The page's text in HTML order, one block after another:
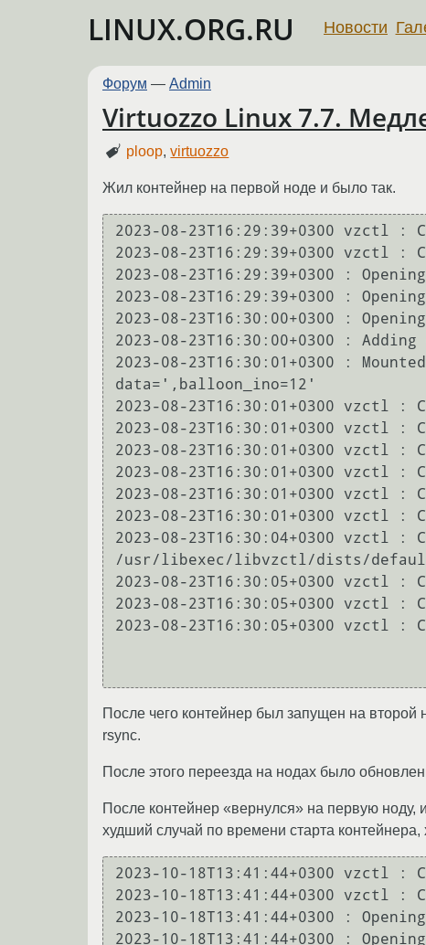
LINUX.ORG.RU Новости
Форум — Admin
Virtuozzo Linux 7.7.
ploop,virtuozzo
Жил контейнер на первой ноде и было так.
2023-08-23T16:29:39+0300 vzctl
2023-08-23T16:29:39+0300 vzctl
2023-08-23T16:29:39+0300 :
2023-08-23T16:29:39+0300 :
2023-08-23T16:30:00+0300 :
2023-08-23T16:30:00+0300 :
2023-08-23T16:30:01+0300 :
data=',balloon_ino=12'
2023-08-23T16:30:01+0300 vzctl :
2023-08-23T16:30:01+0300 vzctl
2023-08-23T16:30:01+0300 vzctl :
2023-08-23T16:30:01+0300 vzctl
2023-08-23T16:30:01+0300 vzctl :
2023-08-23T16:30:01+0300 vzctl
2023-08-23T16:30:04+0300 vzctl
/usr/libexec/libvzctl/dists/
2023-08-23T16:30:05+0300 vzctl
2023-08-23T16:30:05+0300 vzctl
2023-08-23T16:30:05+0300 vzctl
После чего контейнер был запущен на
rsync.
После этого переезда на нодах было
После контейнер «вернулся» на первую ноду,
худший случай по времени старта
2023-10-18T13:41:44+0300 vzctl
2023-10-18T13:41:44+0300 vzctl
2023-10-18T13:41:44+0300 :
2023-10-18T13:41:44+0300 :